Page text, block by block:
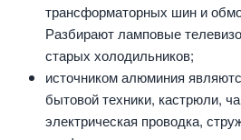
трансформаторных шин и
Разбирают ламповые
старых холодильников;
источником алюминия
бытовой техники, кастрюли,
электрическая проводка,